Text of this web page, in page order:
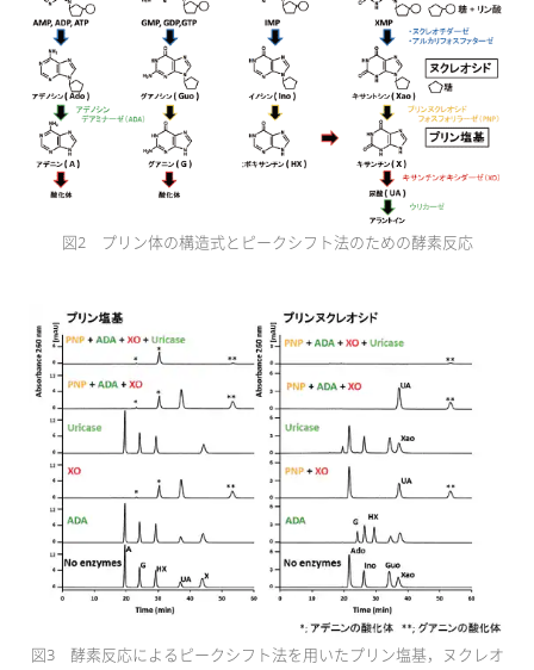
図2 プリン体の構造式とピークシフト法のための酵素反応
図3 酵素反応によるピークシフト法を用いたプリン塩基，ヌクレオ